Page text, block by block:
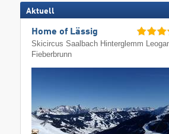
Aktuell
Home of Lässig
Skicircus Saalbach Hinterglemm
Fieberbrunn